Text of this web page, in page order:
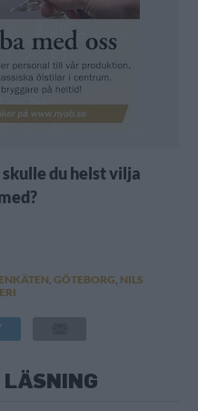
du helst vilja
GÖTEBORG NILS
LÄSNING